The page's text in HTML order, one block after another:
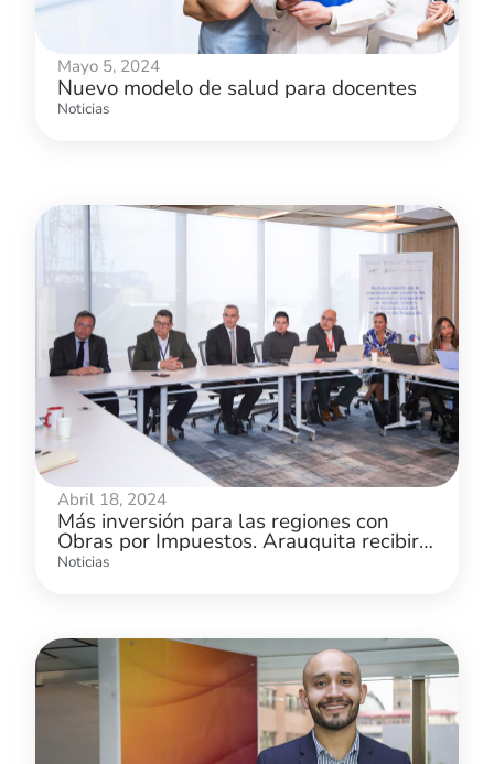
Mayo 5, 2024
Nuevo modelo de salud para docentes
Noticias
Abril 18, 2024
Más inversión para las regiones con
Obras por Impuestos. Arauquita recibirá
proyecto para beneficiar a 21 mil
Noticias